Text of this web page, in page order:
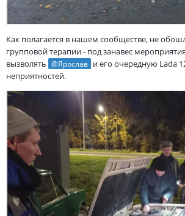
Как полагается в нашем сообществе, не
групповой терапии - под занавес
вызволять @Ярослав и его очередную Lada
неприятностей.